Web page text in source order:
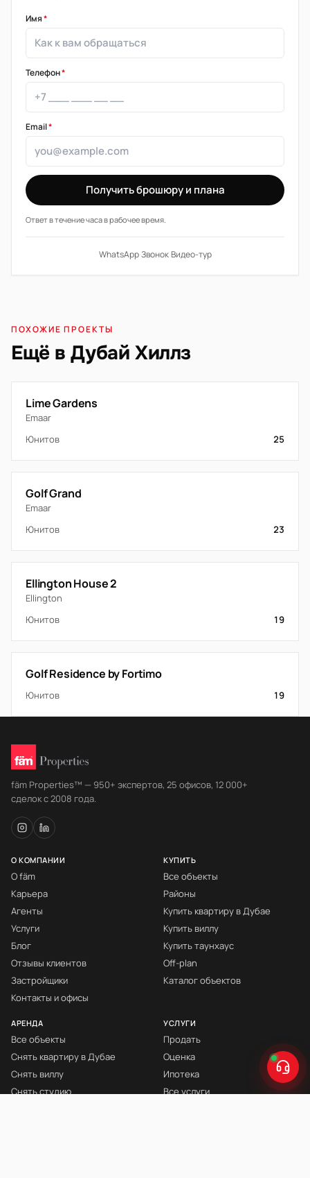
Имя*
Телефон*
Email*
Получить брошюру и плана
Ответ в течение часа в рабочее время.
WhatsApp·Звонок·Видео-тур
ПОХОЖИЕ ПРОЕКТЫ
Ещё в Дубай Хиллз
Lime Gardens
Emaar
Юнитов
25
Golf Grand
Emaar
Юнитов
23
Ellington House 2
Ellington
Юнитов
19
Golf Residence by Fortimo
Юнитов 19
fäm Properties™ — 950+ экспертов, 25 офисов, 12 000+
сделок с 2008 года.
О КОМПАНИИ
О fäm
Карьера
Агенты
Услуги
Блог
Отзывы клиентов
Застройщики
Контакты и офисы
КУПИТЬ
Все объекты
Районы
Купить квартиру в Дубае
Купить виллу
Купить таунхаус
Off-plan
Каталог объектов
АРЕНДА
Все объекты
Снять квартиру в Дубае
Снять виллу
Снять студию
УСЛУГИ
Продать
Оценка
Ипотека
Все услуги